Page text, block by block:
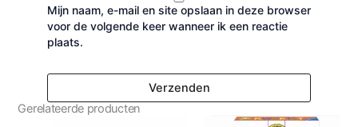
Mijn naam, e-mail en site opslaan in deze browser
voor de volgende keer wanneer ik een reactie
plaats.
Gerelateerde producten